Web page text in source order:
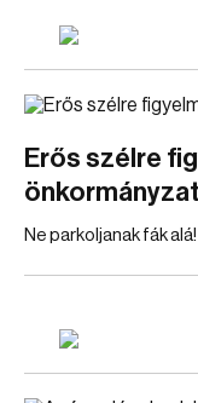
Erős szélre
Ne parkoljanak fák alá!